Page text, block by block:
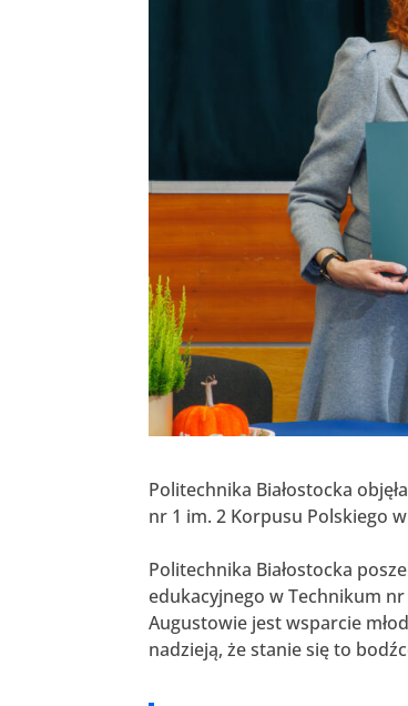
Politechnika Białostocka
nr 1 im. 2 Korpusu Polskiego
Politechnika Białostocka
edukacyjnego w Technikum
Augustowie jest wsparcie
nadzieją, że stanie się to